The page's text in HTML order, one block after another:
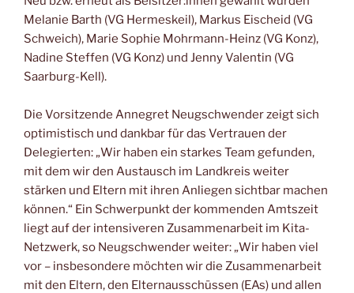
Melanie Barth (VG Hermeskeil), Markus Eischeid (VG
Schweich), Marie Sophie Mohrmann-Heinz (VG Konz),
Nadine Steffen (VG Konz) und Jenny Valentin (VG
Saarburg-Kell).
Die Vorsitzende Annegret Neugschwender zeigt sich
optimistisch und dankbar für das Vertrauen der
Delegierten: „Wir haben ein starkes Team gefunden,
mit dem wir den Austausch im Landkreis weiter
stärken und Eltern mit ihren Anliegen sichtbar machen
können.“ Ein Schwerpunkt der kommenden Amtszeit
liegt auf der intensiveren Zusammenarbeit im Kita-
Netzwerk, so Neugschwender weiter: „Wir haben viel
vor – insbesondere möchten wir die Zusammenarbeit
mit den Eltern, den Elternausschüssen (EAs) und allen